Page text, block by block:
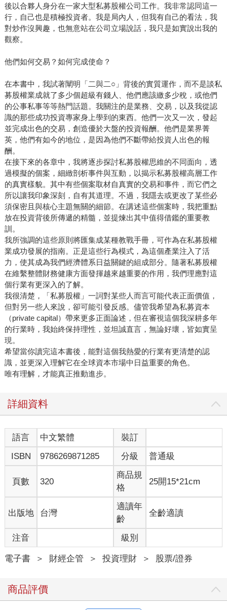
後以合夥人身分在一家大型私募股權公司工作。我非常認同這一
行，自己也是積極投資者。我是局內人，但我有自己的看法，我
對炒作沒興趣，也無意站在公司立場說話，我只是如實說出我的
觀察。
他們如何交易？如何完成使命？
在本書中，我試著闡明「二與二○」背後的實質運作，而不是談私
募股權業成就了多少個超級有錢人、他們應該繳多少稅，或他們
的公事私事等等熱門話題。我關注的是業務、交易，以及我從認
識的那些成功投資專家身上學到的東西。他們一次又一次，發起
並完成出色的交易，創造優於大盤的投資報酬。他們是業界菁
英，他們有如今的地位，是因為他們不斷帶給投資人出色的報
酬。
在接下來的各章中，我將逐步探討私募股權思維的不同面向，透
過模擬的個案，細緻剖析事件與互動，以揭示私募股權高層工作
的真實樣貌。其中有些個案取材自真實的交易和事件，而它們之
所以讓我印象深刻，自有其道理。不過，我隱去或更改了某些必
須保密且與核心主題無關的細節。在講述這些個案時，我把重點
放在投資背後所傳遞的精髓，並提煉出其中值得借鑑的重要教
訓。
我所強調的這些原則將匯集成某種教戰手冊，可作為在私募股權
業成功發展的指南。正是這些行為模式，為這個產業注入了活
力，使其成為我們經濟體系日益關鍵的組成部分。隨著私募股權
在維繫整體財務健康方面發揮越來越重要的作用，我們理應對這
個行業有更深入的了解。
我很清楚，「私募股權」一詞對某些人而言可能代表正面價值，
但對另一些人來說，卻可能引發反感。儘管我希望為私募資本
（private capital）帶來更多正面論述，但在審視這個我深耕多年
的行業時，我始終保持理性，並坦誠直言，無論好壞，皆如實呈
現。
希望當你讀完這本書後，能對這個我熱愛的行業有更清楚的認
識，並更深入理解它在全球資本市場中日益重要的角色。
唯有理解，才能真正推動進步。
詳細資料
語言 中文繁體
裝訂
ISBN
9786269871285 分級 普通級
頁數 320
商品規
格
25開15*21cm
出版地 台灣
適讀年
齡
全齡適讀
注音 級別
電子書 ＞ 財經企管 ＞ 投資理財 ＞ 股票/證券
商品評價